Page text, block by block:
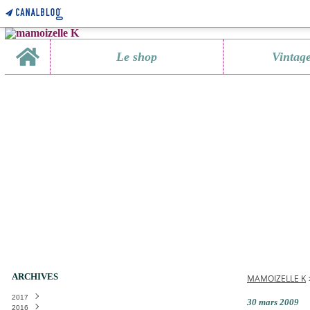
Home
Le shop
ARCHIVES
2017
Janvier
2016
MAMOIZELLE K
30 mars 2009